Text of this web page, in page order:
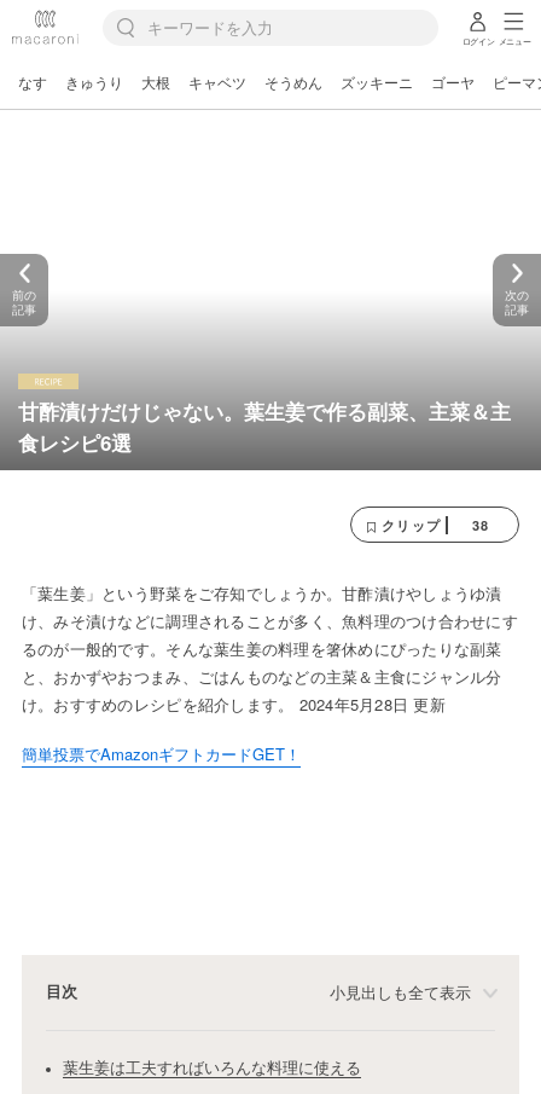
ログイン メニュー
なす きゅうり 大根 キャベツ そうめん ズッキーニ ゴーヤ ピーマ
甘酢漬けだけじゃない。葉生姜で作る副菜、主菜＆主
食レシピ6選
前の
記事
次の
記事
クリップ 38
「葉生姜」という野菜をご存知でしょうか。甘酢漬けやしょうゆ漬
け、みそ漬けなどに調理されることが多く、魚料理のつけ合わせにす
るのが一般的です。そんな葉生姜の料理を箸休めにぴったりな副菜
と、おかずやおつまみ、ごはんものなどの主菜＆主食にジャンル分
け。おすすめのレシピを紹介します。 2024年5月28日 更新
簡単投票でAmazonギフトカードGET！
目次 小見出しも全て表示
葉生姜は工夫すればいろんな料理に使える